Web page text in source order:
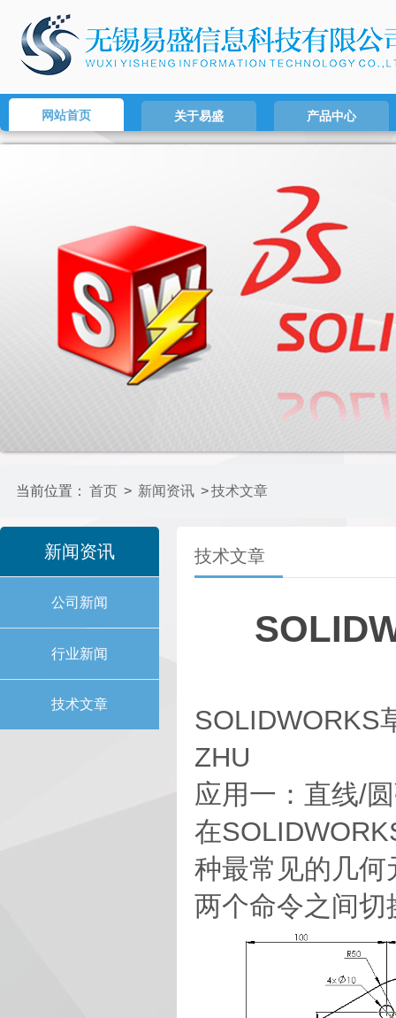
网站首页 关于易盛 产品中心
当前位置： 首页 > 新闻资讯 >技术文章
新闻资讯
公司新闻
行业新闻
技术文章
技术文章
SOLIDWORKS
ZHU
应用一：直线/
在
种最常见的几
两个命令之间切